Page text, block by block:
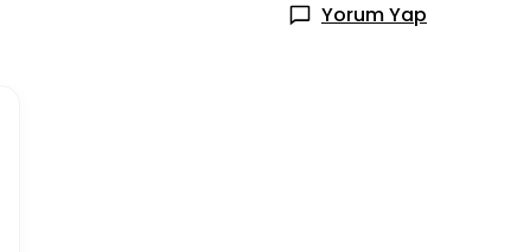
Yorum Yap